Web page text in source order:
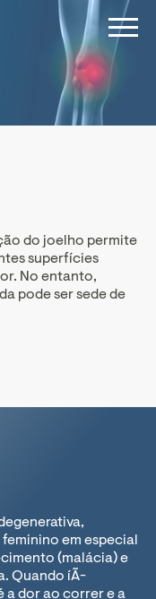
do joelho permite
superfícies
No entanto,
pode ser sede de
em especial
(malácia) e
Quando íÃ­
a dor ao correr e a